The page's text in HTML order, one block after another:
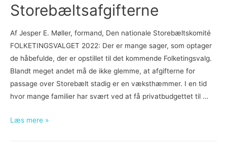
Storebæltsafgifterne
Af Jesper E. Møller, formand, Den nationale Storebæltskomité
FOLKETINGSVALGET 2022: Der er mange sager, som optager
de håbefulde, der er opstillet til det kommende Folketingsvalg.
Blandt meget andet må de ikke glemme, at afgifterne for
passage over Storebælt stadig er en væksthæmmer. I en tid
hvor mange familier har svært ved at få privatbudgettet til …
Støt
Læs mere »